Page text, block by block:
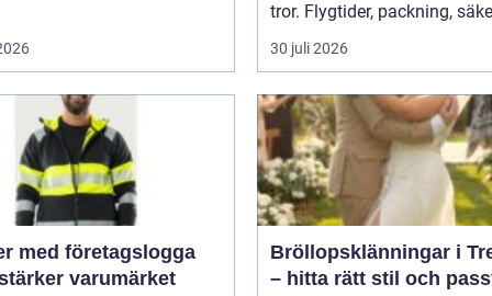
tror. Flygtider, packning,
30 juli 2026
med företagslogga
varumärket
Bröllopsklänningar i
– hitta rätt stil och